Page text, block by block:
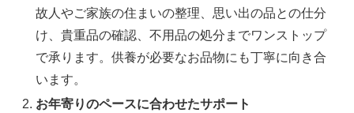
故人やご家族の住まいの整理、思い出の品との仕分
け、貴重品の確認、不用品の処分までワンストップ
で承ります。供養が必要なお品物にも丁寧に向き合
います。
お年寄りのペースに合わせたサポート